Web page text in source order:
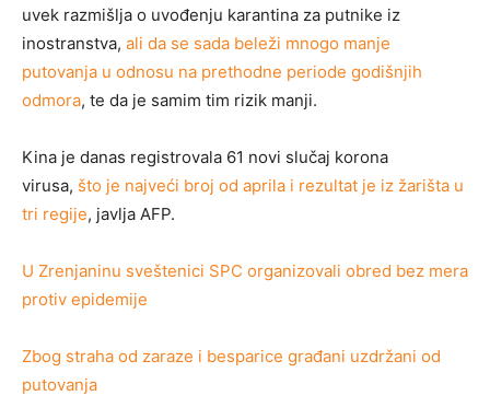
uvek razmišlja o uvođenju karantina za putnike iz
inostranstva, ali da se sada beleži mnogo manje
putovanja u odnosu na prethodne periode godišnjih
odmora, te da je samim tim rizik manji.
Kina je danas registrovala 61 novi slučaj korona
virusa, što je najveći broj od aprila i rezultat je iz žarišta u
tri regije, javlja AFP.
U Zrenjaninu sveštenici SPC organizovali obred bez mera
protiv epidemije
Zbog straha od zaraze i besparice građani uzdržani od
putovanja